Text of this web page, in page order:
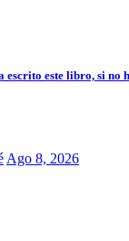
escrito este libro, si no
Ago 8, 2026